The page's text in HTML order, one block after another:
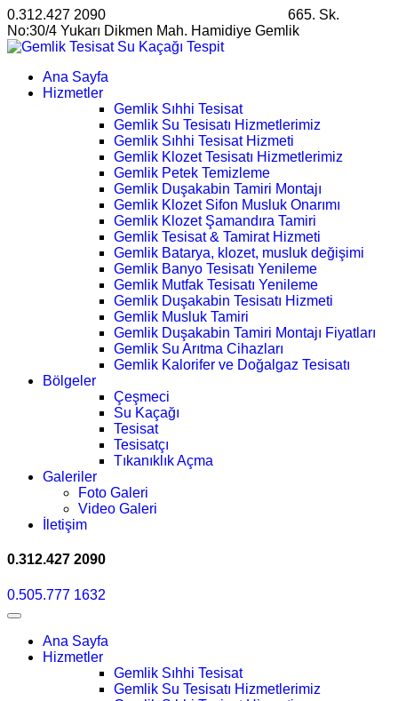
0.312.427 2090
665. Sk.
No:30/4 Yukarı Dikmen Mah. Hamidiye Gemlik
Ana Sayfa
Hizmetler
Gemlik Sıhhi Tesisat
Gemlik Su Tesisatı Hizmetlerimiz
Gemlik Sıhhi Tesisat Hizmeti
Gemlik Klozet Tesisatı Hizmetlerimiz
Gemlik Petek Temizleme
Gemlik Duşakabin Tamiri Montajı
Gemlik Klozet Sifon Musluk Onarımı
Gemlik Klozet Şamandıra Tamiri
Gemlik Tesisat & Tamirat Hizmeti
Gemlik Batarya, klozet, musluk değişimi
Gemlik Banyo Tesisatı Yenileme
Gemlik Mutfak Tesisatı Yenileme
Gemlik Duşakabin Tesisatı Hizmeti
Gemlik Musluk Tamiri
Gemlik Duşakabin Tamiri Montajı Fiyatları
Gemlik Su Arıtma Cihazları
Gemlik Kalorifer ve Doğalgaz Tesisatı
Bölgeler
Çeşmeci
Su Kaçağı
Tesisat
Tesisatçı
Tıkanıklık Açma
Galeriler
Foto Galeri
Video Galeri
İletişim
0.312.427 2090
0.505.777 1632
Ana Sayfa
Hizmetler
Gemlik Sıhhi Tesisat
Gemlik Su Tesisatı Hizmetlerimiz